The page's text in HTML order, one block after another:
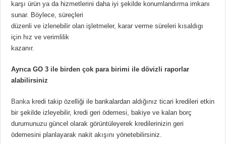
karşı ürün ya da hizmetlerini daha iyi şekilde konumlandırma imkanı
sunar. Böylece, süreçleri
düzenli ve izlenebilir olan işletmeler, karar verme süreleri kısaldıgı
için hız ve verimlilik
kazanır.
Ayrıca GO 3 ile birden çok para birimi ile dövizli raporlar
alabilirsiniz
Banka kredi takip özelliği ile bankalardan aldığınız ticari kredileri etkin
bir şekilde izleyebilir, kredi geri ödemesi, bakiye ve kalan borç
durumunuzu güncel olarak görüntüleyerek kredilerinizin geri
ödemesini planlayarak nakit akışını yönetebilirsiniz.